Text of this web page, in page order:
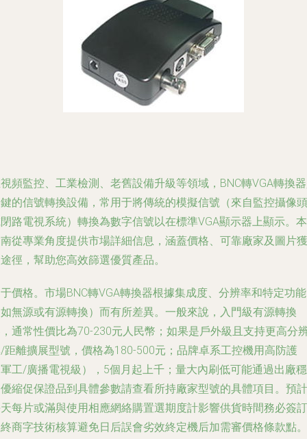
頻監控、工業檢測、老舊設備升級等領域，BNC轉VGA轉換
的信號轉換設備，常用于將傳統的模擬信號（來自監控攝像頭
路電視系統）轉換為數字信號以在標準VGA顯示器上顯示。本
從專業角度提供市場詳細信息，涵蓋價格、可靠廠家及圖片獲
徑，幫助您高效篩選優質產品。
價格。市場BNC轉VGA轉換器根據集成度、分辨率和特定功能
無源或有源轉換）而有所差異。一般來說，入門級有源轉換
通常性價比為70-230元人民幣；如果是戶外級且支持更高分
距離擴展型號，價格為180-500元；品牌卓系工控機用高防護
工/廣播電視級），5個月起上千；量大內刷低可能通過出廠穩
縮促保證品到具體參數請查看所持廠家型號的具體項目。預計
每片或滿與使用相應網絡購置選期度計影響供貨時間務必簽訂
商字技術核算避免日后誤會劣效終定機后加需審價格條款點。